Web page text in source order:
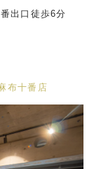
番出口徒歩6分
布十番店